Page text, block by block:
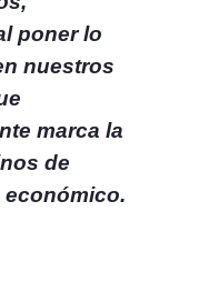
poner lo
nuestros
marca la
de